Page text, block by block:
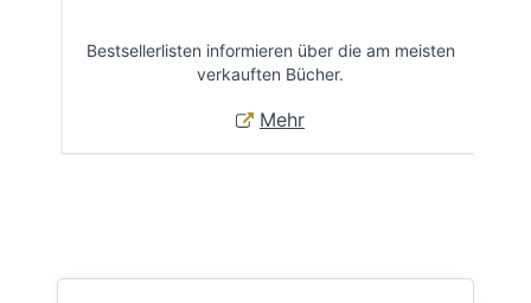
Bestsellerlisten informieren über die am meisten
verkauften Bücher.
Mehr